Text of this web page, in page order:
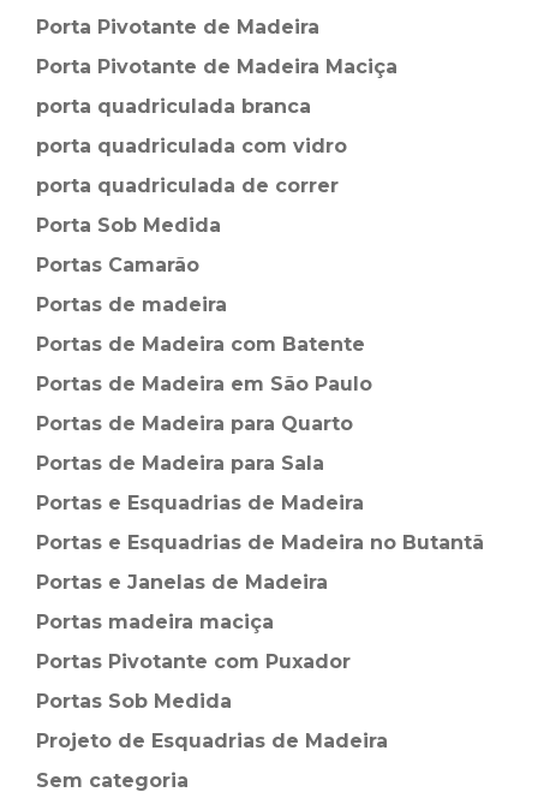
Porta Pivotante de Madeira
Porta Pivotante de Madeira Maciça
porta quadriculada branca
porta quadriculada com vidro
porta quadriculada de correr
Porta Sob Medida
Portas Camarão
Portas de madeira
Portas de Madeira com Batente
Portas de Madeira em São Paulo
Portas de Madeira para Quarto
Portas de Madeira para Sala
Portas e Esquadrias de Madeira
Portas e Esquadrias de Madeira no Butantã
Portas e Janelas de Madeira
Portas madeira maciça
Portas Pivotante com Puxador
Portas Sob Medida
Projeto de Esquadrias de Madeira
Sem categoria